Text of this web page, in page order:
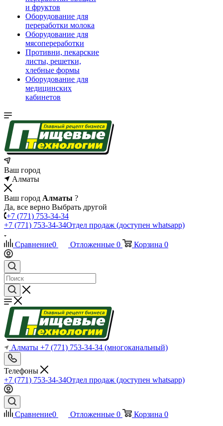
и фруктов
Оборудование для
переработки молока
Оборудование для
мясопереработки
Противни, пекарские
листы, решетки,
хлебные формы
Оборудование для
медицинских
кабинетов
Ваш город
Алматы
Ваш город Алматы ?
Да, все верно Выбрать другой
+7 (771) 753-34-34
+7 (771) 753-34-34Отдел продаж (доступен whatsapp)
Сравнение0 Отложенные 0 Корзина 0
Алматы +7 (771) 753-34-34 (многоканальный)
Телефоны
+7 (771) 753-34-34Отдел продаж (доступен whatsapp)
Сравнение0 Отложенные 0 Корзина 0